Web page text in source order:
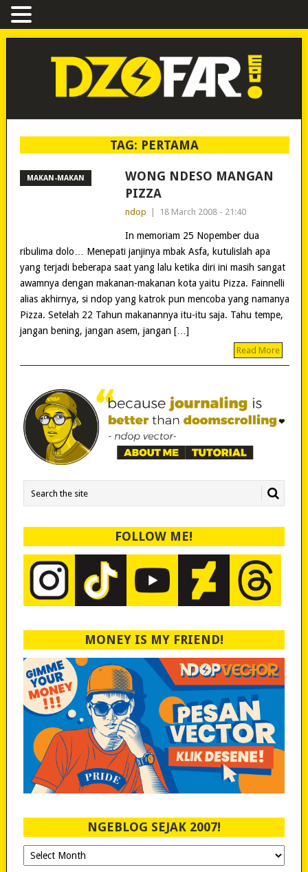
TAG: PERTAMA
MAKAN-MAKAN
WONG NDESO MANGAN
PIZZA
ndop 18 March 2008 - 21:40
In memoriam 25 Nopember dua
ribulima dolo… Menepati janjinya mbak Asfa, kutulislah apa
yang terjadi beberapa saat yang lalu ketika diri ini masih sangat
awamnya dengan makanan-makanan kota yaitu Pizza. Fainnelli
alias akhirnya, si ndop yang katrok pun mencoba yang namanya
Pizza. Setelah 22 Tahun makanannya itu-itu saja. Tahu tempe,
jangan bening, jangan asem, jangan […]
Read More
FOLLOW ME!
MONEY IS MY FRIEND!
NGEBLOG SEJAK 2007!
Ngeblog
Sejak